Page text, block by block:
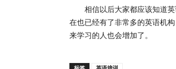
相信以后大家都应该知道英
在也已经有了非常多的英语机
来学习的人也会增加了。